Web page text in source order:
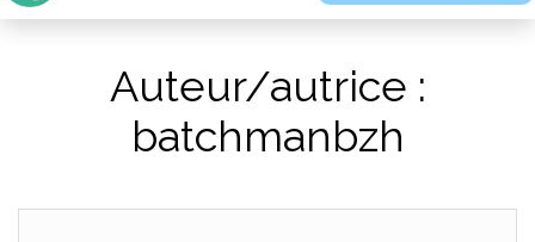
Auteur/autrice :
batchmanbzh